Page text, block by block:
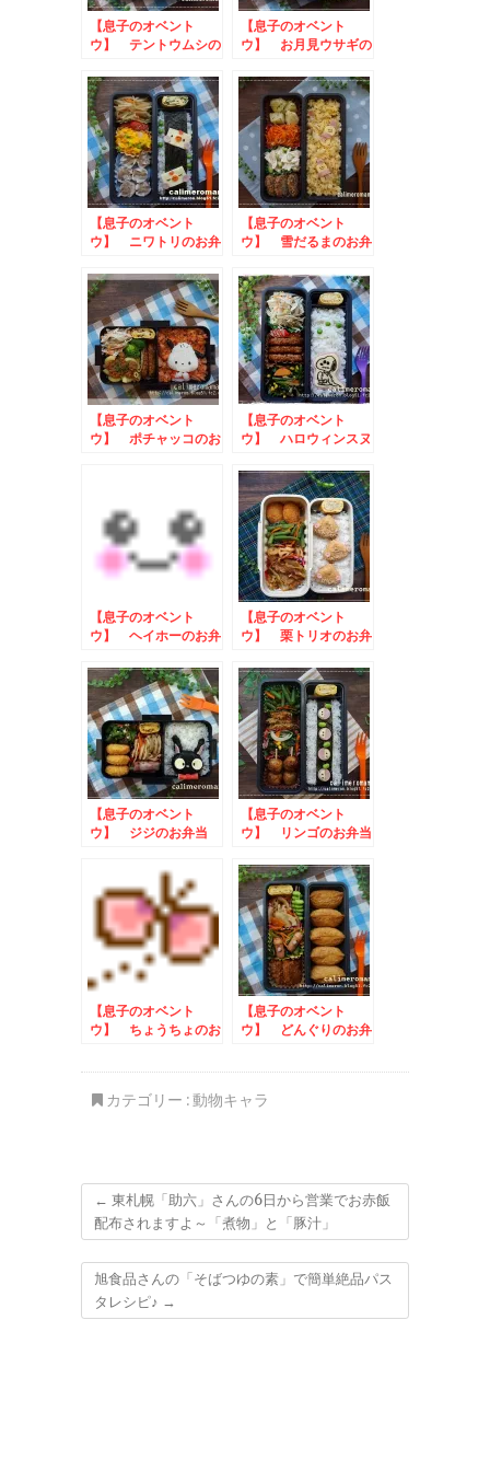
【息子のオベント
ウ】 テントウムシの
ち麦の日プレゼントキ
ャンペーン2023
【息子のオベント
ウ】 お月見ウサギの
【息子のオベント
ウ】 ニワトリのお弁
【息子のオベント
ウ】 雪だるまのお弁
【息子のオベント
ウ】 ポチャッコのお
【息子のオベント
ウ】 ハロウィンスヌ
【息子のオベント
ウ】 ヘイホーのお弁
【息子のオベント
ウ】 栗トリオのお弁
【息子のオベント
ウ】 ジジのお弁当
【息子のオベント
ウ】 リンゴのお弁当
【息子のオベント
ウ】 ちょうちょのお
【息子のオベント
ウ】 どんぐりのお弁
カテゴリー :動物キャラ
← 東札幌「助六」さんの6日から営業でお赤飯
配布されますよ～「煮物」と「豚汁」
旭食品さんの「そばつゆの素」で簡単絶品パス
タレシピ♪ →